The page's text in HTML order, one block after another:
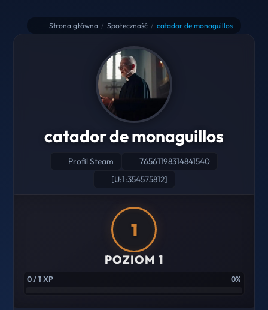
Strona główna / Społeczność / catador de monaguillos
catador de monaguillos
Profil Steam
76561198314841540
[U:1:354575812]
1
POZIOM 1
0 / 1 XP 0%